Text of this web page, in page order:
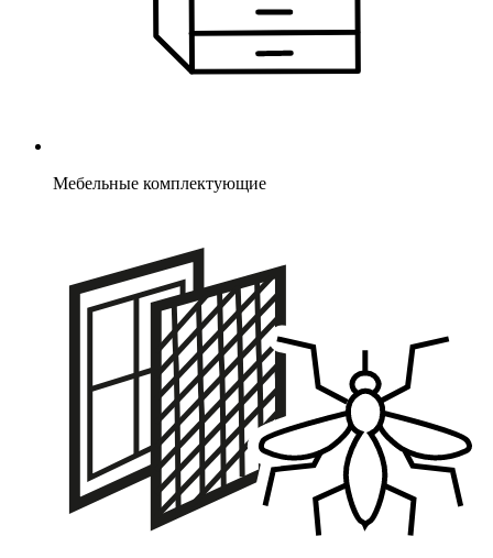
Мебельные комплектующие